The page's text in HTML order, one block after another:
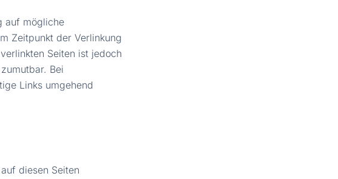
auf mögliche
Zeitpunkt der Verlinkung
Seiten ist jedoch
Bei
Links umgehend
diesen Seiten